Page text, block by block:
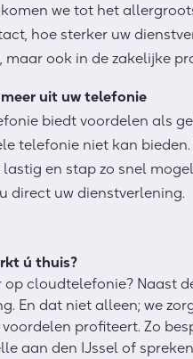
we tot het
hoe sterker uw
maar ook in de zakelijke
uit uw telefonie
biedtvoordelen als
telefonie niet kan
en stap zo snel
direct uw dienstverlening.
ú thuis?
op cloudtelefonie? Naast
En dat niet alleen; we
profiteert. Zo
aan den IJssel of